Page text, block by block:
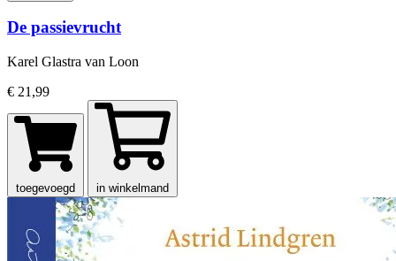
De passievrucht
Karel Glastra van Loon
€ 21,99
toegevoegd in winkelmand